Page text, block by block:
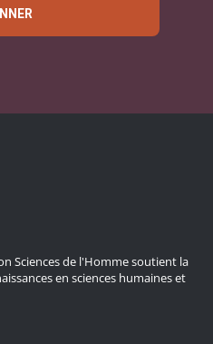
Sciences de l'Homme soutient la
en sciences humaines et